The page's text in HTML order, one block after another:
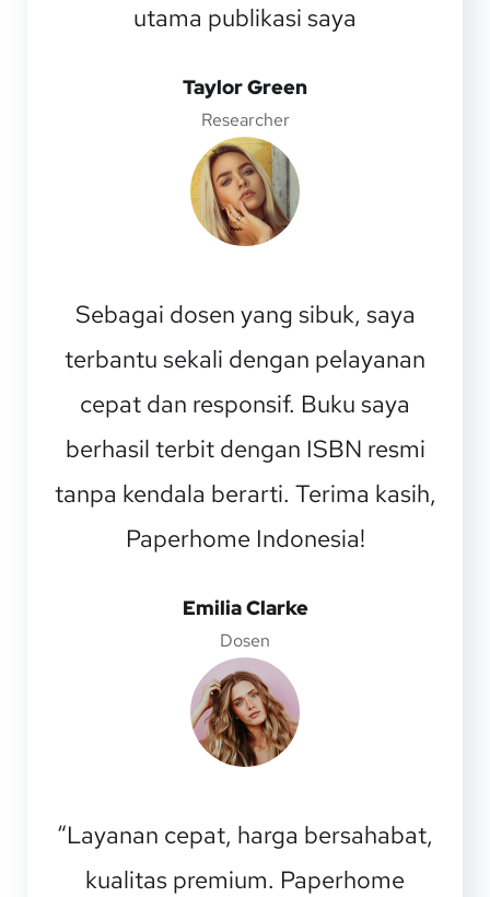
utama publikasi saya
Taylor Green
Researcher
Sebagai dosen yang sibuk, saya
terbantu sekali dengan pelayanan
cepat dan responsif. Buku saya
berhasil terbit dengan ISBN resmi
tanpa kendala berarti. Terima kasih,
Paperhome Indonesia!
Emilia Clarke
Dosen
“Layanan cepat, harga bersahabat,
kualitas premium. Paperhome